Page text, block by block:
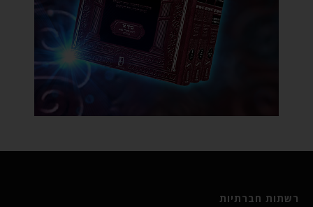
רשתות חברתיות